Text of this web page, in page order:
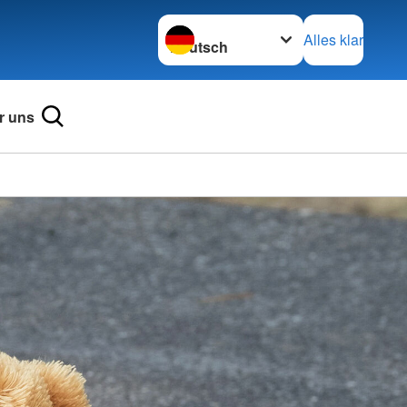
Sprache wechseln zu
Alles klar
uns